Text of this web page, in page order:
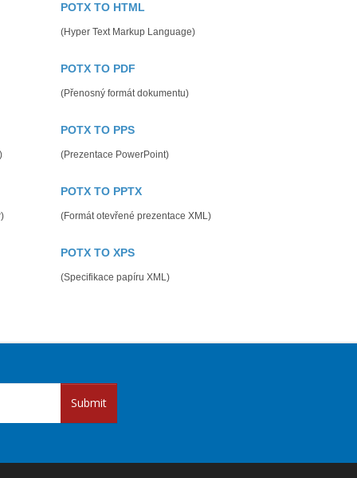
POTX TO HTML
(Hyper Text Markup Language)
POTX TO PDF
(Přenosný formát dokumentu)
POTX TO PPS
(Prezentace PowerPoint)
POTX TO PPTX
(Formát otevřené prezentace XML)
POTX TO XPS
(Specifikace papíru XML)
Submit